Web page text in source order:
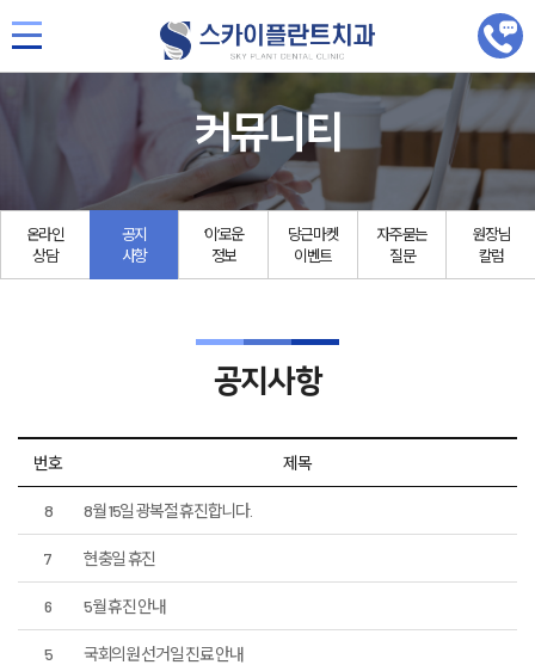
커뮤니티
온라인
상담
공지
사항
‘이’로운
정보
당근마켓
이벤트
자주묻는
질문
원장님
칼럼
공지사항
번호 제목
8 8월 15일 광복절 휴진합니다.
7 현충일 휴진
6 5월 휴진 안내
5 국회의원 선거일 진료 안내